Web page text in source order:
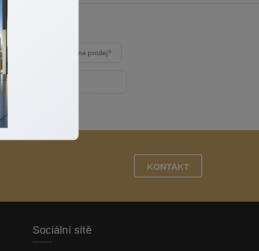
Jak připravit nemovitost na prodej?
KONTAKT
Sociální sítě